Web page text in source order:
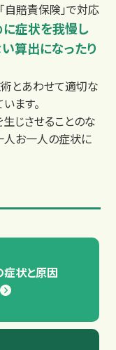
自賠責保険」で対応
症状を我慢し
算出になったり
術とあわせて適切な
ます。
じさせることのな
人お一人の症状に
症状と原因